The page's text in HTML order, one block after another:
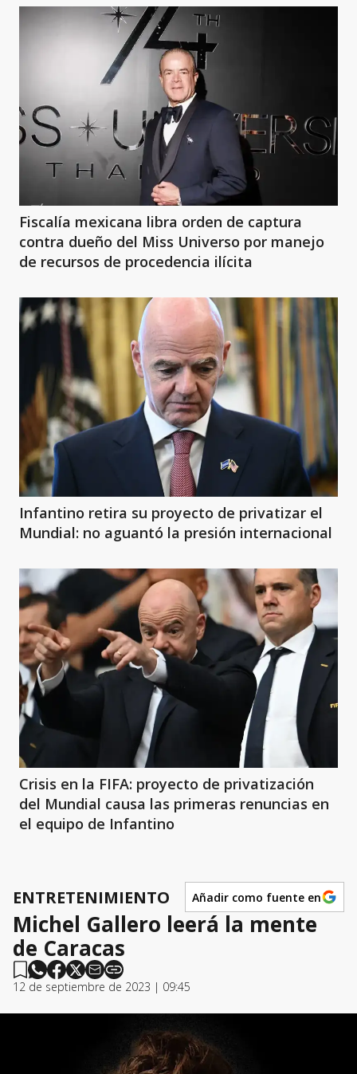
Fiscalía mexicana libra orden de captura
contra dueño del Miss Universo por manejo
de recursos de procedencia ilícita
Infantino retira su proyecto de privatizar el
Mundial: no aguantó la presión internacional
Crisis en la FIFA: proyecto de privatización
del Mundial causa las primeras renuncias en
el equipo de Infantino
ENTRETENIMIENTO Añadir como fuente en
Michel Gallero leerá la mente
de Caracas
12 de septiembre de 2023 | 09:45